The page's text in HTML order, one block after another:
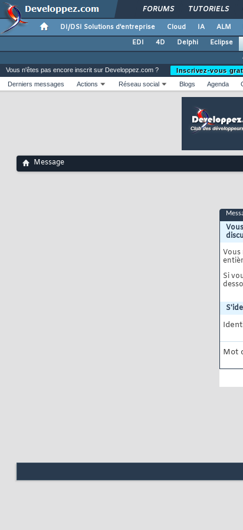
FORUMS TUTORIELS
DI/DSI Solutions d'entreprise Cloud IA ALM
EDI
4D Delphi Eclipse
Vous n'êtes pas encore inscrit sur Developpez.com ?
Inscrivez-vous
Derniers messages
Actions Réseau social Blogs Agenda
Message
Vous
Si
Mot